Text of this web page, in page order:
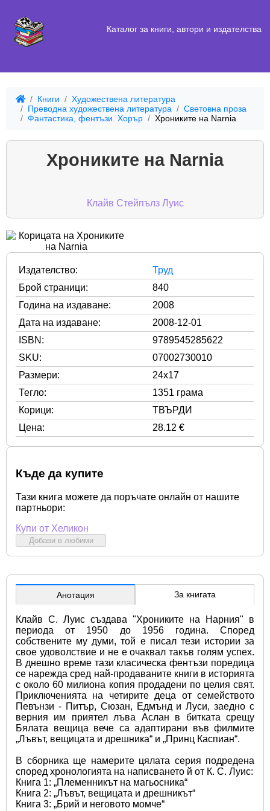
Каталог за книги, автори и издателства
Книги
Художествена литература
Преводна художествена литература
Световна проза
Фантастика, фентъзи. Хорър
Хрониките на Narnia
Хрониките на Narnia
Клайв Стейпълз Луис
Издателство:
Труд
Брой страници:
840
Година на издаване:
2008
Дата на издаване:
2008-12-01
ISBN:
9789545285622
SKU:
07002730010
Размери:
24x17
Тегло:
1351 грама
Корици:
ТВЪРДИ
Цена:
28.12 €
Къде да купите
Тази книга можете да поръчате онлайн от нашите
партньори:
Купи от Хеликон
Добави в любими
Анотация За книгата
Клайв С. Луис създава "Хрониките на Нарния" в
периода от 1950 до 1956 година. Според
собствените му думи, той е писал тези истории за
свое удоволствие и не е очаквал такъв голям успех.
В днешно време тази класическа фентъзи поредица
се нарежда сред най-продаваните книги в историята
с около 60 милиона копия продадени по целия свят.
Приключенията на четирите деца от семейството
Певънзи - Питър, Сюзан, Едмънд и Луси, заедно с
верния им приятел лъва Аслан в битката срещу
Бялата вещица вече са адаптирани във филмите
„Лъвът, вещицата и дрешника“ и „Принц Каспиан“.
В сборника ще намерите цялата серия подредена
според хронологията на написването й от К. С. Луис:
Книга 1: „Племенникът на магьосника“
Книга 2: „Лъвът, вещицата и дрешникът“
Книга 3: „Брий и неговото момче“